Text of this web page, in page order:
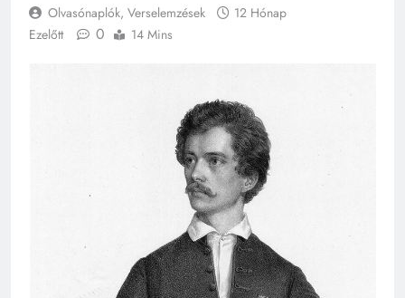
Olvasónaplók, Verselemzések
12 Hónap
Ezelőtt
0 14 Mins